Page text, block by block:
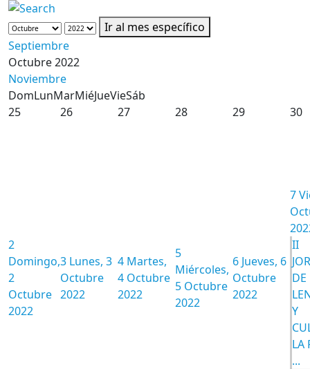
Ir al mes específico
Septiembre
Octubre 2022
Noviembre
DomLunMarMiéJueVieSáb
25
26 27 28 29 30
2
Domingo,
2
Octubre
2022
3 Lunes, 3
Octubre
2022
4 Martes,
4 Octubre
2022
5
Miércoles,
5 Octubre
2022
6 Jueves, 6
Octubre
2022
7
II
DE
Y
LA
...